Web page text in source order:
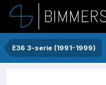
E36 3-serie (1991-1999)